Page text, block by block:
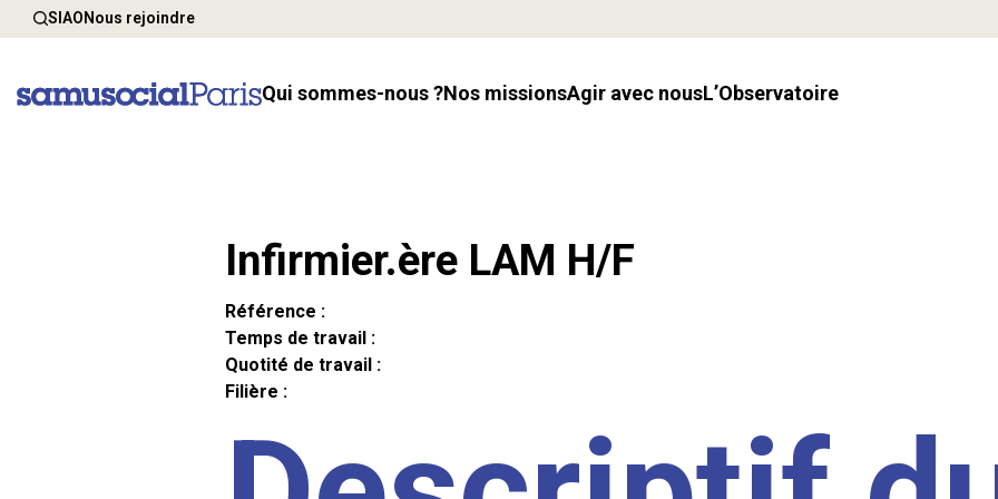
SIAONous rejoindre
Qui sommes-nous ? Nos missions Agir avec nous l’Observatoire
Infirmier.ère LAM H/F
Référence :
Temps de travail :
Quotité de travail :
Filière :